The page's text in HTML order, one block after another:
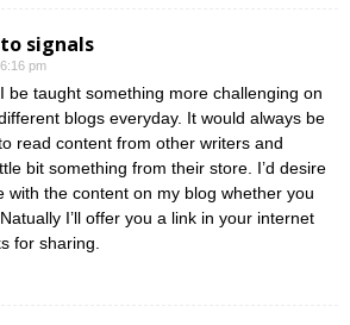
signals
pm
be taught something more challenging on
blogs everyday. It would always be
read content from other writers and
bit something from their store. I’d desire
with the content on my blog whether you
I’ll offer you a link in your internet
for sharing.